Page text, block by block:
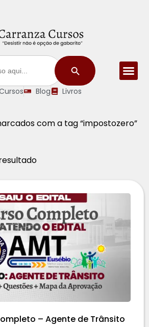
Search Button
Blog Livros
com a tag “impostozero”
– Agente de Trânsito